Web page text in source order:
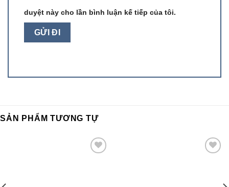
duyệt này cho lần bình luận kế tiếp của tôi.
SẢN PHẨM TƯƠNG TỰ